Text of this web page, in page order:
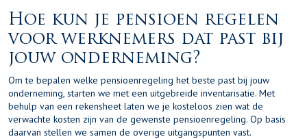
Hoe kun je pensioen regelen
voor werknemers dat past bij
jouw onderneming?
Om te bepalen welke pensioenregeling het beste past bij jouw
onderneming, starten we met een uitgebreide inventarisatie. Met
behulp van een rekensheet laten we je kosteloos zien wat de
verwachte kosten zijn van de gewenste pensioenregeling. Op basis
daarvan stellen we samen de overige uitgangspunten vast.